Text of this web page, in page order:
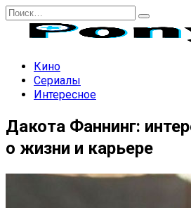
Перейти
содержанию
Search
Кино
Сериалы
Интересное
Дакота Фаннинг:
о жизни и карьере